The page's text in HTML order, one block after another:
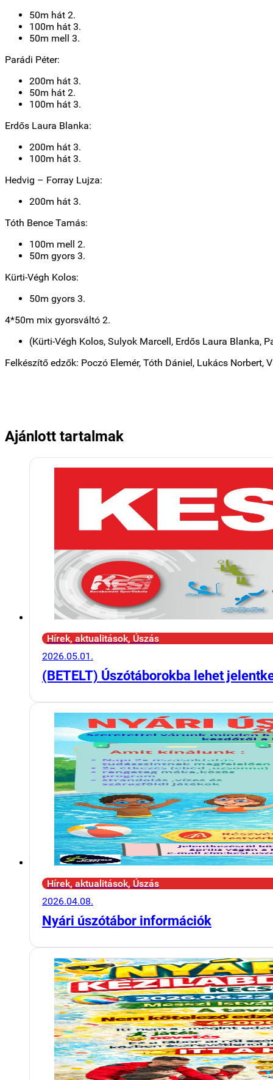
50m hát 2.
100m hát 3.
50m mell 3.
Parádi Péter:
200m hát 3.
50m hát 2.
100m hát 3.
Erdős Laura Blanka:
200m hát 3.
100m hát 3.
Hedvig – Forray Lujza:
200m hát 3.
Tóth Bence Tamás:
100m mell 2.
50m gyors 3.
Kürti-Végh Kolos:
50m gyors 3.
4*50m mix gyorsváltó 2.
(Kürti-Végh Kolos, Sulyok Marcell, Erdős Laura Blanka,
Felkészítő edzők: Poczó Elemér, Tóth Dániel, Lukács Norbert,
Ajánlott tartalmak
Hírek, aktualitások, Úszás
2026.05.01.
(BETELT) Úszótáborokba lehet
Hírek, aktualitások, Úszás
2026.04.08.
Nyári úszótábor információk